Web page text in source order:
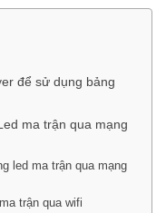
để sử dụng bảng
ma trận qua mạng
led ma trận qua mạng
trận qua wifi